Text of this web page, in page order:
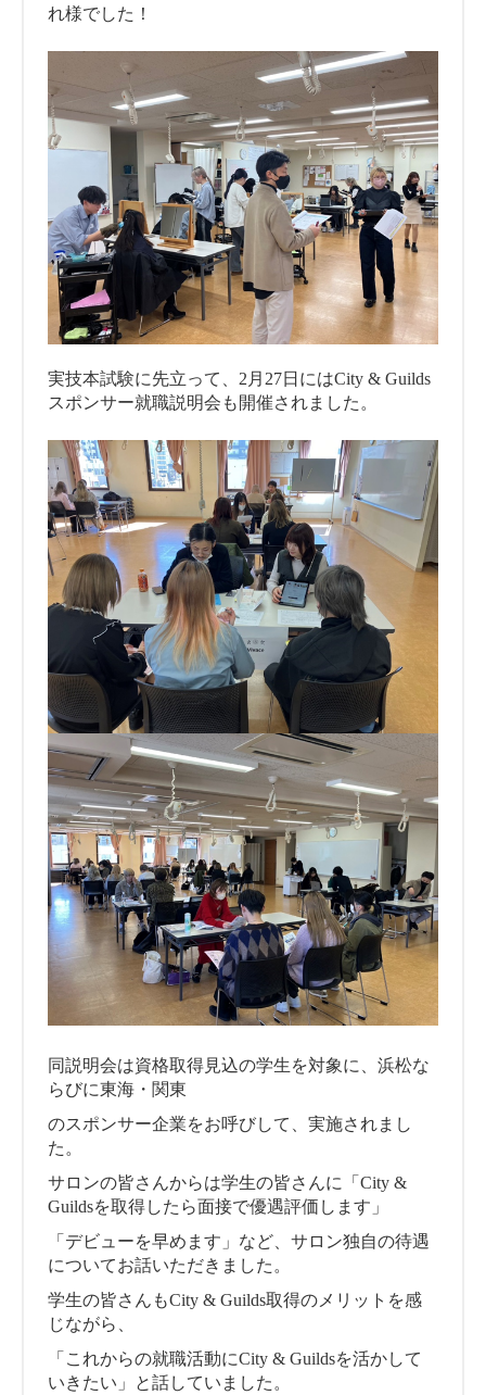
れ様でした！
実技本試験に先立って、2月27日にはCity & Guilds
スポンサー就職説明会も開催されました。
同説明会は資格取得見込の学生を対象に、浜松な
らびに東海・関東
のスポンサー企業をお呼びして、実施されまし
た。
サロンの皆さんからは学生の皆さんに「City &
Guildsを取得したら面接で優遇評価します」
「デビューを早めます」など、サロン独自の待遇
についてお話いただきました。
学生の皆さんもCity & Guilds取得のメリットを感
じながら、
「これからの就職活動にCity & Guildsを活かして
いきたい」と話していました。